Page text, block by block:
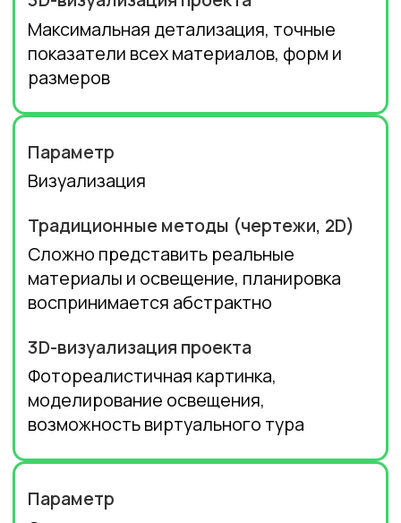
Продажи и вовлечение
Покупатель видит только схематичный
образ, сложнее принять решение
продажи за счет виртуальных туров и
визуального превосходства